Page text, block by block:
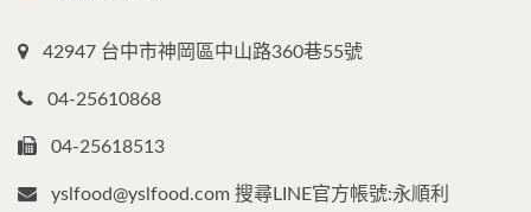
42947 台中市神岡區中山路360巷55號
04-25610868
04-25618513
yslfood@yslfood.com 搜尋LINE官方帳號:永順利